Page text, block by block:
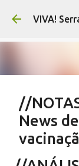
VIVA!
//
News
agosto 07,